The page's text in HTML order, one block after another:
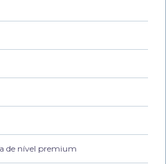
de nível premium